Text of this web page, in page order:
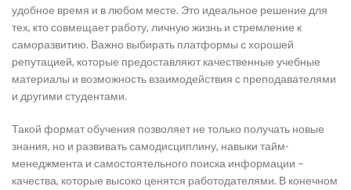
удобное время и в любом месте. Это идеальное решение для
тех, кто совмещает работу, личную жизнь и стремление к
саморазвитию. Важно выбирать платформы с хорошей
репутацией, которые предоставляют качественные учебные
материалы и возможность взаимодействия с преподавателями
и другими студентами.
Такой формат обучения позволяет не только получать новые
знания, но и развивать самодисциплину, навыки тайм-
менеджмента и самостоятельного поиска информации –
качества, которые высоко ценятся работодателями. В конечном